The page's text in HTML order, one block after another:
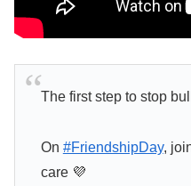
The first step to stop
On #FriendshipDay,
care 💜